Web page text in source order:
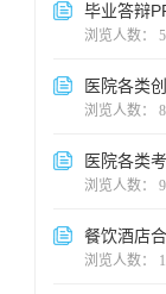
毕业答辩
浏览人数：
医院各类
浏览人数：
医院各类
浏览人数：
餐饮酒店
浏览人数：